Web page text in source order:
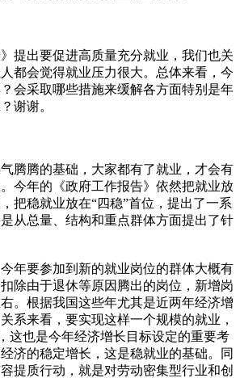
提出要促进高质量充分就业，我们也关
都会觉得就业压力很大。总体来看，今
会采取哪些措施来缓解各方面特别是年
谢谢。
腾腾的基础，大家都有了就业，才会有
今年的《政府工作报告》依然把就业放
把稳就业放在“四稳”首位，提出了一系
从总量、结构和重点群体方面提出了针
年要参加到新的就业岗位的群体大概有
除由于退休等原因腾出的岗位，新增岗
。根据我国这些年尤其是近两年经济增
系来看，要实现这样一个规模的就业，
这也是今年经济增长目标设定的重要考
济的稳定增长，这是稳就业的基础。同
提质行动，就是对劳动密集型行业和创